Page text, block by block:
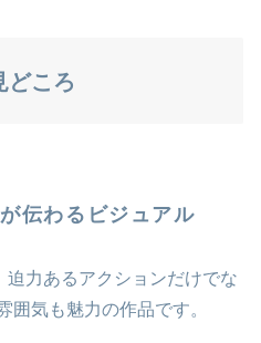
どころ
伝わるビジュアル
迫力あるアクションだけでな
囲気も魅力の作品です。